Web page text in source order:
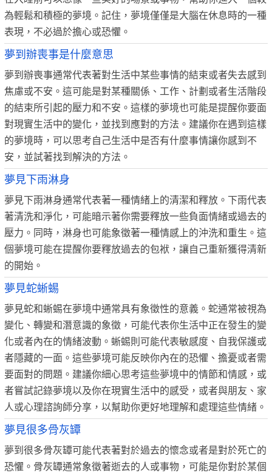
為輕鬆和積極的夢境。記住，夢境僅僅是大腦在休息時的一種
表現，不必過於擔心或恐懼。
夢到辦喪事是什麼意思
夢到辦喪事通常代表著對生活中某些事情的結束或者失去感到
焦慮或不安。這可能是對某種關係、工作、計劃或者生活階段
的結束所引起的壓力和不安。這樣的夢境也可能是提醒你要面
對現實生活中的變化，並找到應對的方法。建議你在遇到這樣
的夢境時，可以思考自己生活中是否有什麼事情讓你感到不
安，並試著找到解決的方法。
夢見下雨淋身
夢見下雨淋身通常代表著一種情緒上的清潔和釋放。下雨代表
著清洗和淨化，可能暗示著你需要釋放一些負面情緒或過去的
壓力。同時，淋身也可能象徵著一種情感上的沖洗和重生。這
個夢境可能在提醒你要釋放過去的包袱，讓自己重新獲得清新
的開始。
夢見蛇蜥蜴
夢見蛇和蜥蜴在夢境中通常具有象徵性的意義。蛇通常被視為
變化、轉變和潛意識的象徵，可能代表你生活中正在發生的變
化或者內在的情緒波動。蜥蜴則可能代表敏感度、自我保護或
者隱藏的一面。這些夢境可能反映你內在的恐懼、擔憂或者需
要面對的問題。建議你細心思考這些夢境中的情節和情感，或
者嘗試記錄夢境以及你在現實生活中的感受，或者與朋友、家
人或心理諮詢師分享，以幫助你更好地理解和處理這些情緒。
夢見很多骨灰罈
夢到很多骨灰罈可能代表著對於過去的懷念或者是對於死亡的
恐懼。骨灰罈通常象徵著逝去的人或事物，可能是你對於某個